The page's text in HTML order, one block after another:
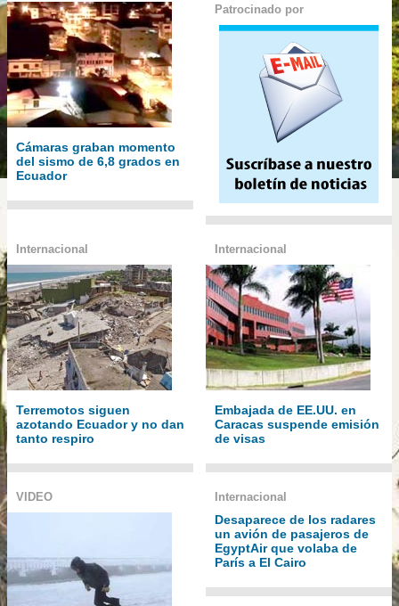
Cámaras graban momento
del sismo de 6,8 grados en
Ecuador
Patrocinado por
Internacional
Terremotos siguen
azotando Ecuador y no dan
tanto respiro
Internacional
Embajada de EE.UU. en
Caracas suspende emisión
de visas
VIDEO Internacional
Desaparece de los radares
un avión de pasajeros de
EgyptAir que volaba de
París a El Cairo